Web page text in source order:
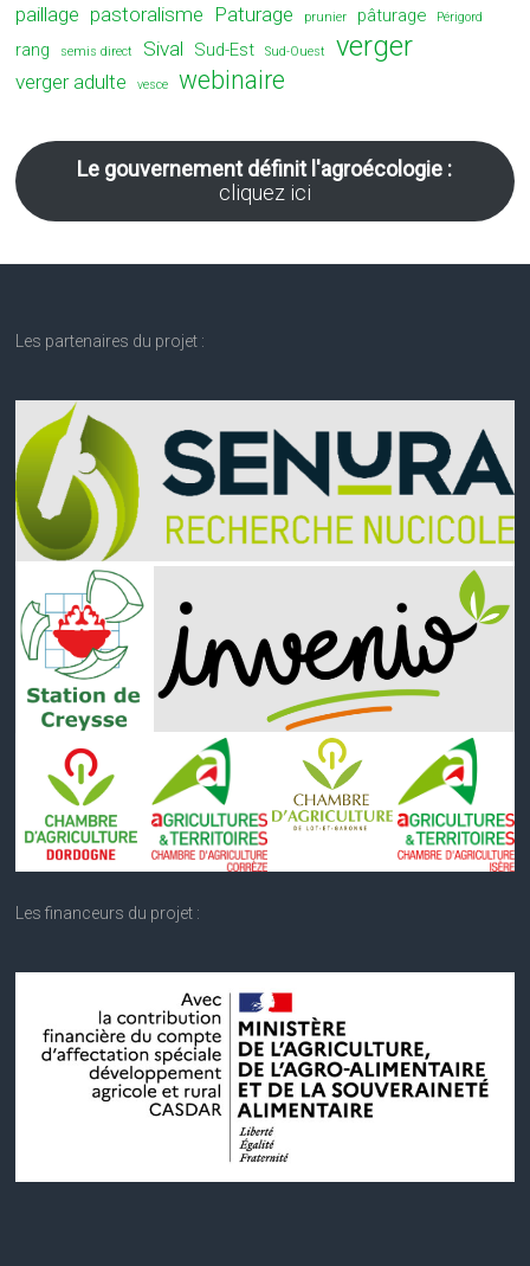
paillage pastoralisme Paturage prunier pâturage Périgord
rang semis direct Sival Sud-Est Sud-Ouest verger
verger adulte vesce webinaire
Le gouvernement définit l'agroécologie :
cliquez ici
Les partenaires du projet :
Les financeurs du projet :